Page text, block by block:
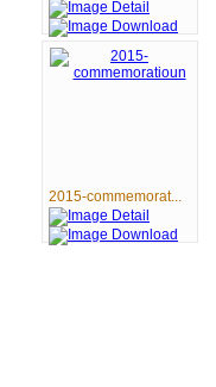
2015-commemorat...